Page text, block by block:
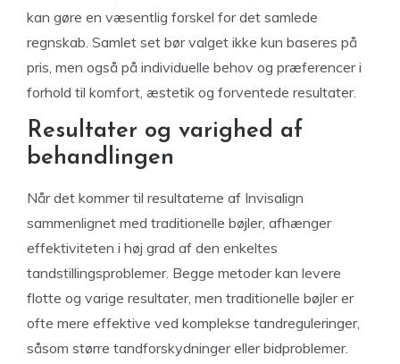
kan gøre en væsentlig forskel for det samlede
regnskab. Samlet set bør valget ikke kun baseres på
pris, men også på individuelle behov og præferencer i
forhold til komfort, æstetik og forventede resultater.
Resultater og varighed af
behandlingen
Når det kommer til resultaterne af Invisalign
sammenlignet med traditionelle bøjler, afhænger
effektiviteten i høj grad af den enkeltes
tandstillingsproblemer. Begge metoder kan levere
flotte og varige resultater, men traditionelle bøjler er
ofte mere effektive ved komplekse tandreguleringer,
såsom større tandforskydninger eller bidproblemer.